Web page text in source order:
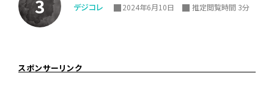
デジコレ 2024年6月10日 推定閲覧時間 3分
スポンサーリンク